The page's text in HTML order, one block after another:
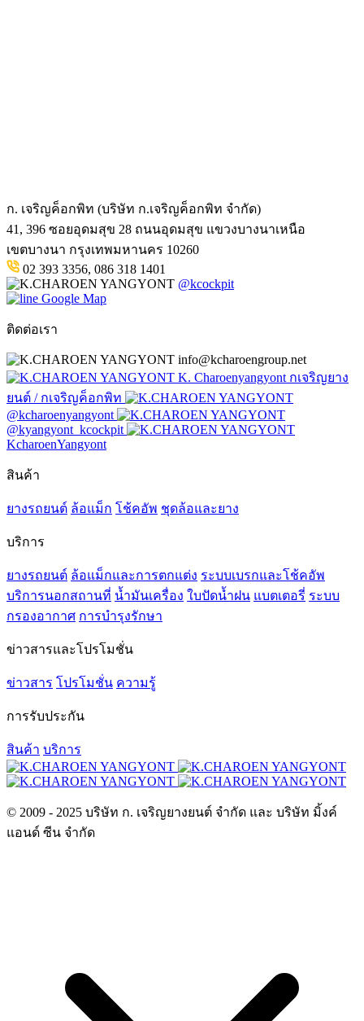
ก. เจริญค็อกพิท (บริษัท ก.เจริญค็อกพิท จำกัด)
41, 396 ซอยอุดมสุข 28 ถนนอุดมสุข แขวงบางนาเหนือ
เขตบางนา กรุงเทพมหานคร 10260
02 393 3356, 086 318 1401
@kcockpit
Google Map
ติดต่อเรา
info@kcharoengroup.net
K. Charoenyangyont กเจริญยาง
ยนต์ / กเจริญค็อกพิท
@kcharoenyangyont
@kyangyont_kcockpit
KcharoenYangyont
สินค้า
ยางรถยนต์ ล้อแม็ก โช้คอัพ ชุดล้อและยาง
บริการ
ยางรถยนต์ ล้อแม็กและการตกแต่ง ระบบเบรกและโช้คอัพ
บริการนอกสถานที่ น้ำมันเครื่อง ใบปัดน้ำฝน แบตเตอรี่ ระบบ
กรองอากาศ การบำรุงรักษา
ข่าวสารและโปรโมชั่น
ข่าวสาร โปรโมชั่น ความรู้
การรับประกัน
สินค้า บริการ
© 2009 - 2025 บริษัท ก. เจริญยางยนต์ จำกัด และ บริษัท มิ้งค์
แอนด์ ซีน จำกัด